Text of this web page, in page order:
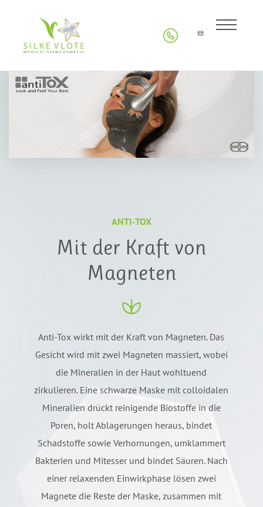
ANTI-TOX
Mit der Kraft von
Magneten
Anti-Tox wirkt mit der Kraft von Magneten. Das
Gesicht wird mit zwei Magneten massiert, wobei
die Mineralien in der Haut wohltuend
zirkulieren. Eine schwarze Maske mit colloidalen
Mineralien drückt reinigende Biostoffe in die
Poren, holt Ablagerungen heraus, bindet
Schadstoffe sowie Verhornungen, umklammert
Bakterien und Mitesser und bindet Säuren. Nach
einer relaxenden Einwirkphase lösen zwei
Magnete die Reste der Maske, zusammen mit